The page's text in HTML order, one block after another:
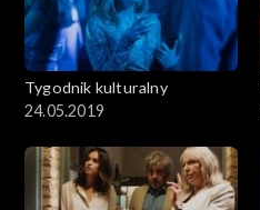
Tygodnik kulturalny
24.05.2019